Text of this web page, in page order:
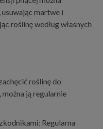
martwe i
roślinę według własnych
roślinę do
ją regularnie
Regularna